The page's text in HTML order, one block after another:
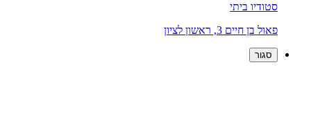
סטודיו ביתי
פאול בן חיים 3, ראשון לציון
סגור